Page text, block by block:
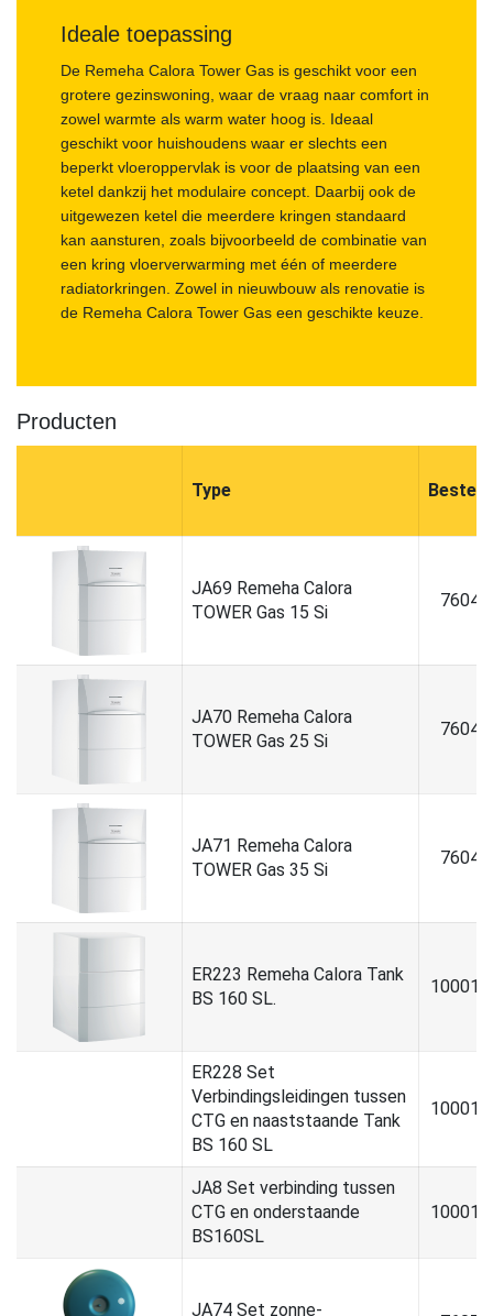
Ideale toepassing
De Remeha Calora Tower Gas is geschikt voor een
grotere gezinswoning, waar de vraag naar comfort in
zowel warmte als warm water hoog is. Ideaal
geschikt voor huishoudens waar er slechts een
beperkt vloeroppervlak is voor de plaatsing van een
ketel dankzij het modulaire concept. Daarbij ook de
uitgewezen ketel die meerdere kringen standaard
kan aansturen, zoals bijvoorbeeld de combinatie van
een kring vloerverwarming met één of meerdere
radiatorkringen. Zowel in nieuwbouw als renovatie is
de Remeha Calora Tower Gas een geschikte keuze.
Producten
Type
JA69 Remeha Calora
TOWER Gas 15 Si
JA70 Remeha Calora
TOWER Gas 25 Si
JA71 Remeha Calora
TOWER Gas 35 Si
ER223 Remeha Calora Tank
BS 160 SL.
ER228 Set
Verbindingsleidingen tussen
CTG en naaststaande Tank
BS 160 SL
JA8 Set verbinding tussen
CTG en onderstaande
BS160SL
JA74 Set zonne-